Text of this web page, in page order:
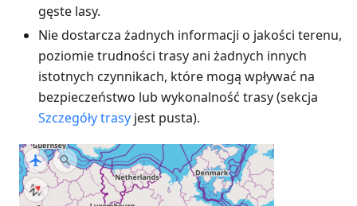
gęste lasy.
Nie dostarcza żadnych informacji o jakości terenu,
poziomie trudności trasy ani żadnych innych
istotnych czynnikach, które mogą wpływać na
bezpieczeństwo lub wykonalność trasy (sekcja
Szczegóły trasy jest pusta).